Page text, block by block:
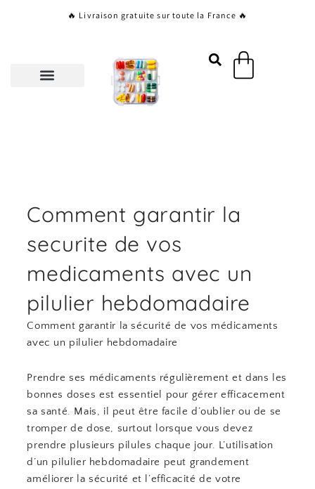
🔥 Livraison gratuite sur toute la France 🔥
Panier
Comment garantir la
securite de vos
medicaments avec un
pilulier hebdomadaire
Comment garantir la sécurité de vos médicaments
avec un pilulier hebdomadaire
Prendre ses médicaments régulièrement et dans les
bonnes doses est essentiel pour gérer efficacement
sa santé. Mais, il peut être facile d’oublier ou de se
tromper de dose, surtout lorsque vous devez
prendre plusieurs pilules chaque jour. L’utilisation
d’un pilulier hebdomadaire peut grandement
améliorer la sécurité et l’efficacité de votre